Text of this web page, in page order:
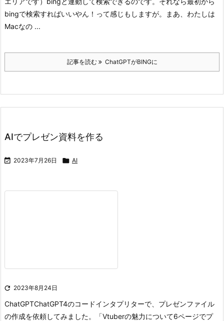
bingで検索すればいいやん！って感じもしますが。まあ、わたしは
Macなの ...
記事を読む ChatGPTがBINGに
AIでプレゼン資料を作る
 2023年7月26日  AI
 2023年8月24日
ChatGPTChatGPT4のコードインタプリターで、プレゼンファイル
の作成を依頼してみました。
「Vtuberの魅力について6ページでプ